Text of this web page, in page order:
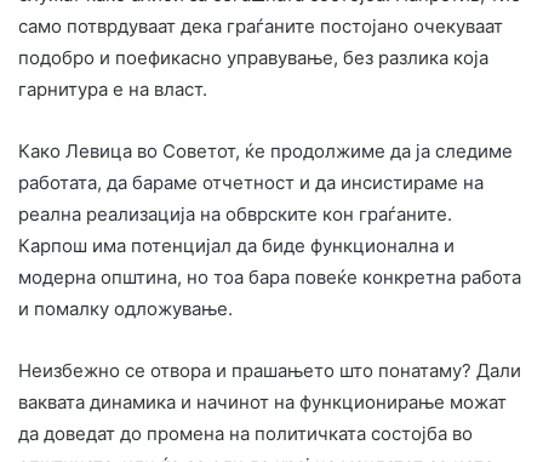
само потврдуваат дека граѓаните постојано очекуваат
подобро и поефикасно управување, без разлика која
гарнитура е на власт.
Како Левица во Советот, ќе продолжиме да ја следиме
работата, да бараме отчетност и да инсистираме на
реална реализација на обврските кон граѓаните.
Карпош има потенцијал да биде функционална и
модерна општина, но тоа бара повеќе конкретна работа
и помалку одложување.
Неизбежно се отвора и прашањето што понатаму? Дали
ваквата динамика и начинот на функционирање можат
да доведат до промена на политичката состојба во